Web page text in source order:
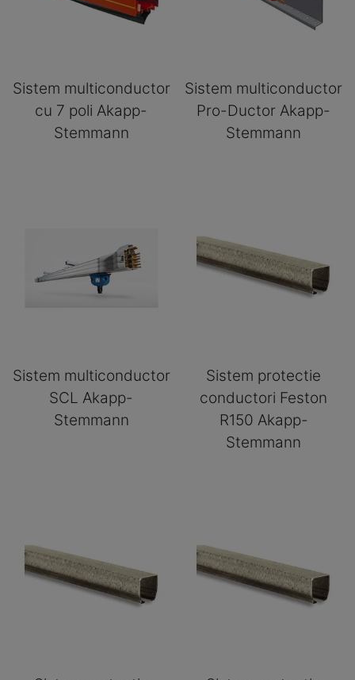
Sistem multiconductor
cu 7 poli Akapp-
Stemmann
Sistem multiconductor
Pro-Ductor Akapp-
Stemmann
Sistem multiconductor
SCL Akapp-
Stemmann
Sistem protectie
conductori Feston
R150 Akapp-
Stemmann